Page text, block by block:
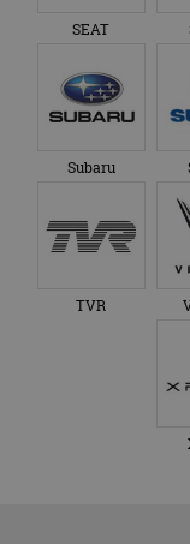
SEAT
Subaru
TVR